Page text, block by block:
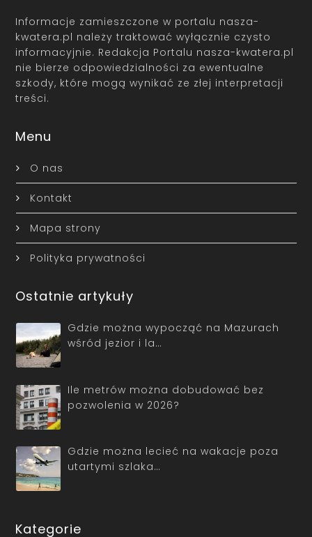
Informacje zamieszczone w portalu nasza-
kwatera.pl należy traktować wyłącznie czysto
informacyjnie. Redakcja Portalu nasza-kwatera.pl
nie bierze odpowiedzialności za ewentualne
szkody, które mogą wynikać ze złej interpretacji
treści.
Menu
O nas
Kontakt
Mapa strony
Polityka prywatności
Ostatnie artykuły
Gdzie można wypocząć na Mazurach
wśród jezior i la…
Ile metrów można dobudować bez
pozwolenia w 2026?
Gdzie można lecieć na wakacje poza
utartymi szlaka…
Kategorie